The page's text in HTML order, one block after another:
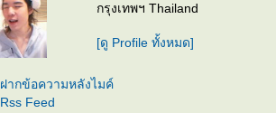
กรุงเทพฯ Thailand
[ดู Profile ทั้งหมด]
ฝากข้อความหลังไมค์
Rss Feed